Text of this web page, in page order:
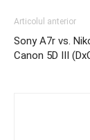
Articolul anterior
Sony A7r vs.
Canon 5D III